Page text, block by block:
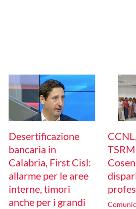
Desertificazione
bancaria in
Calabria, First Cisl:
allarme per le aree
interne, timori
anche per i grandi